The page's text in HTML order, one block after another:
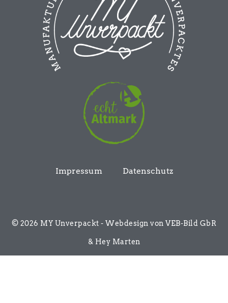
Impressum Datenschutz
© 2026 MY Unverpackt - Webdesign von VEB-Bild GbR
& Hey Marten